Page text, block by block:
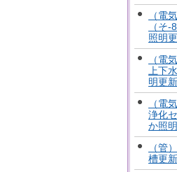
（電
（そ
照明
（電
上下
明更
（電
浄化
か照
（管
槽更